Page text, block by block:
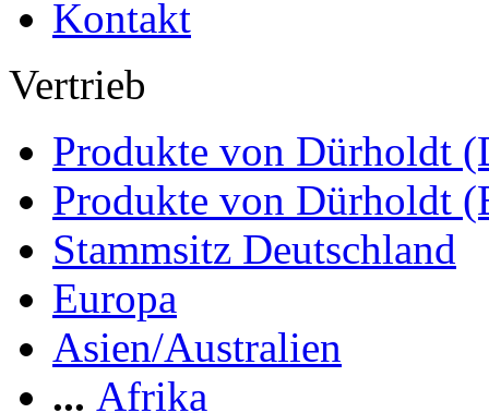
Vertrieb
Produkte von Dürholdt
Produkte von Dürholdt
Stammsitz Deutschland
Europa
Asien/Australien
... Afrika